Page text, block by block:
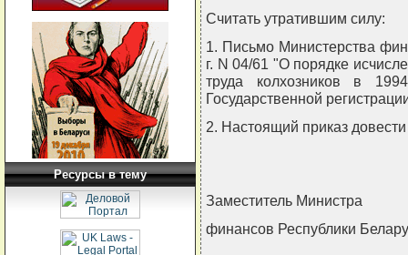
Ресурсы в тему
Считать утратившим силу:
1. Письмо Министерства
г. N 04/61 "О порядке
труда колхозников в
Государственной
2. Настоящий приказ
Заместитель Министра
финансов Республики